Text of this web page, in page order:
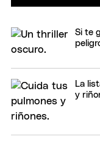
Si te
La
y